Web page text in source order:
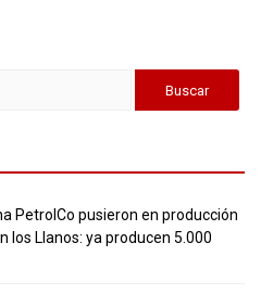
PetrolCo pusieron en producción
los Llanos: ya producen 5.000